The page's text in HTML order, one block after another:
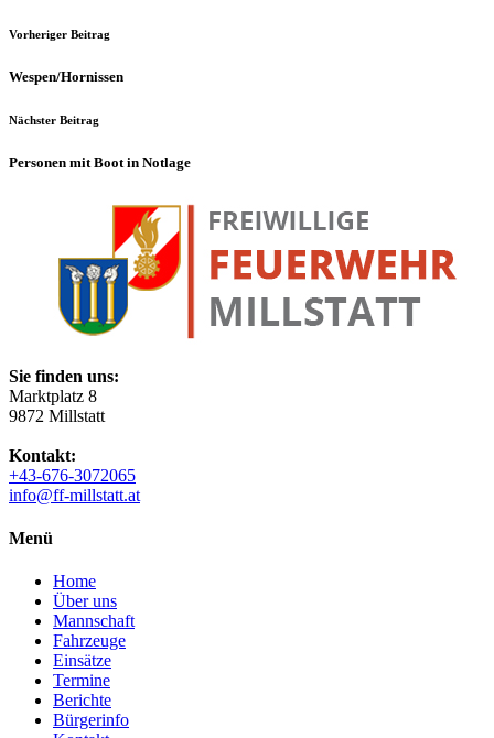
Vorheriger Beitrag
Wespen/Hornissen
Nächster Beitrag
Personen mit Boot in Notlage
Sie finden uns:
Marktplatz 8
9872 Millstatt
Kontakt:
+43-676-3072065
info@ff-millstatt.at
Menü
Home
Über uns
Mannschaft
Fahrzeuge
Einsätze
Termine
Berichte
Bürgerinfo